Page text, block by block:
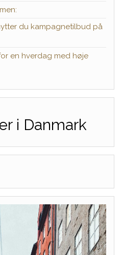
du kampagnetilbud på
en hverdag med høje
i Danmark